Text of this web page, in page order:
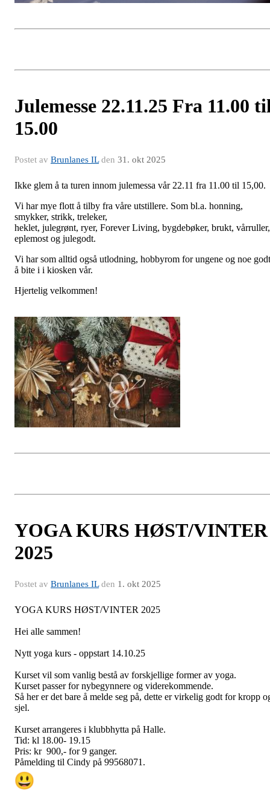
Julemesse 22.11.25 Fra 11.00
15.00
Postet av Brunlanes ILden 31. okt 2025
Ikke glem å ta turen innom julemessa vår 22.11 fra 11.00 til 15,00.
Vi har mye flott å tilby fra våre utstillere. Som bl.a. honning,
smykker, strikk, treleker,
heklet, julegrønt, ryer, Forever Living, bygdebøker, brukt, vårruller,
eplemost og julegodt.
Vi har som alltid også utlodning, hobbyrom for ungene og noe godt
å bite i i kiosken vår.
Hjertelig velkommen!
YOGA KURS HØST/VINTER
2025
Postet av Brunlanes ILden 1. okt 2025
YOGA KURS HØST/VINTER 2025
Hei alle sammen!
Nytt yoga kurs - oppstart 14.10.25
Kurset vil som vanlig bestå av forskjellige former av yoga.
Kurset passer for nybegynnere og viderekommende.
Så her er det bare å melde seg på, dette er virkelig godt for kropp
sjel.
Kurset arrangeres i klubbhytta på Halle.
Tid: kl 18.00- 19.15
Pris: kr 900,- for 9 ganger.
Påmelding til Cindy på 99568071.